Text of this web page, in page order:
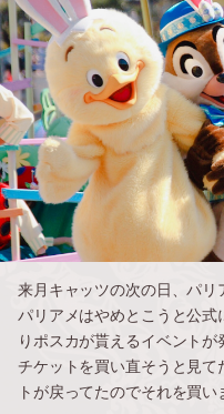
来月キャッツの次の日、パリ
パリアメはやめとこうと公
りポスカが貰えるイベントが
チケットを買い直そうと見
トが戻ってたのでそれを買い